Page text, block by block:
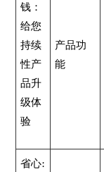
钱：
给您
持续
性产
品升
级体
验
产品功
能
省心: